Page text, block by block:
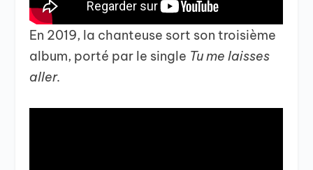
En 2019, la chanteuse sort son troisième
album, porté par le single Tu me laisses
aller.